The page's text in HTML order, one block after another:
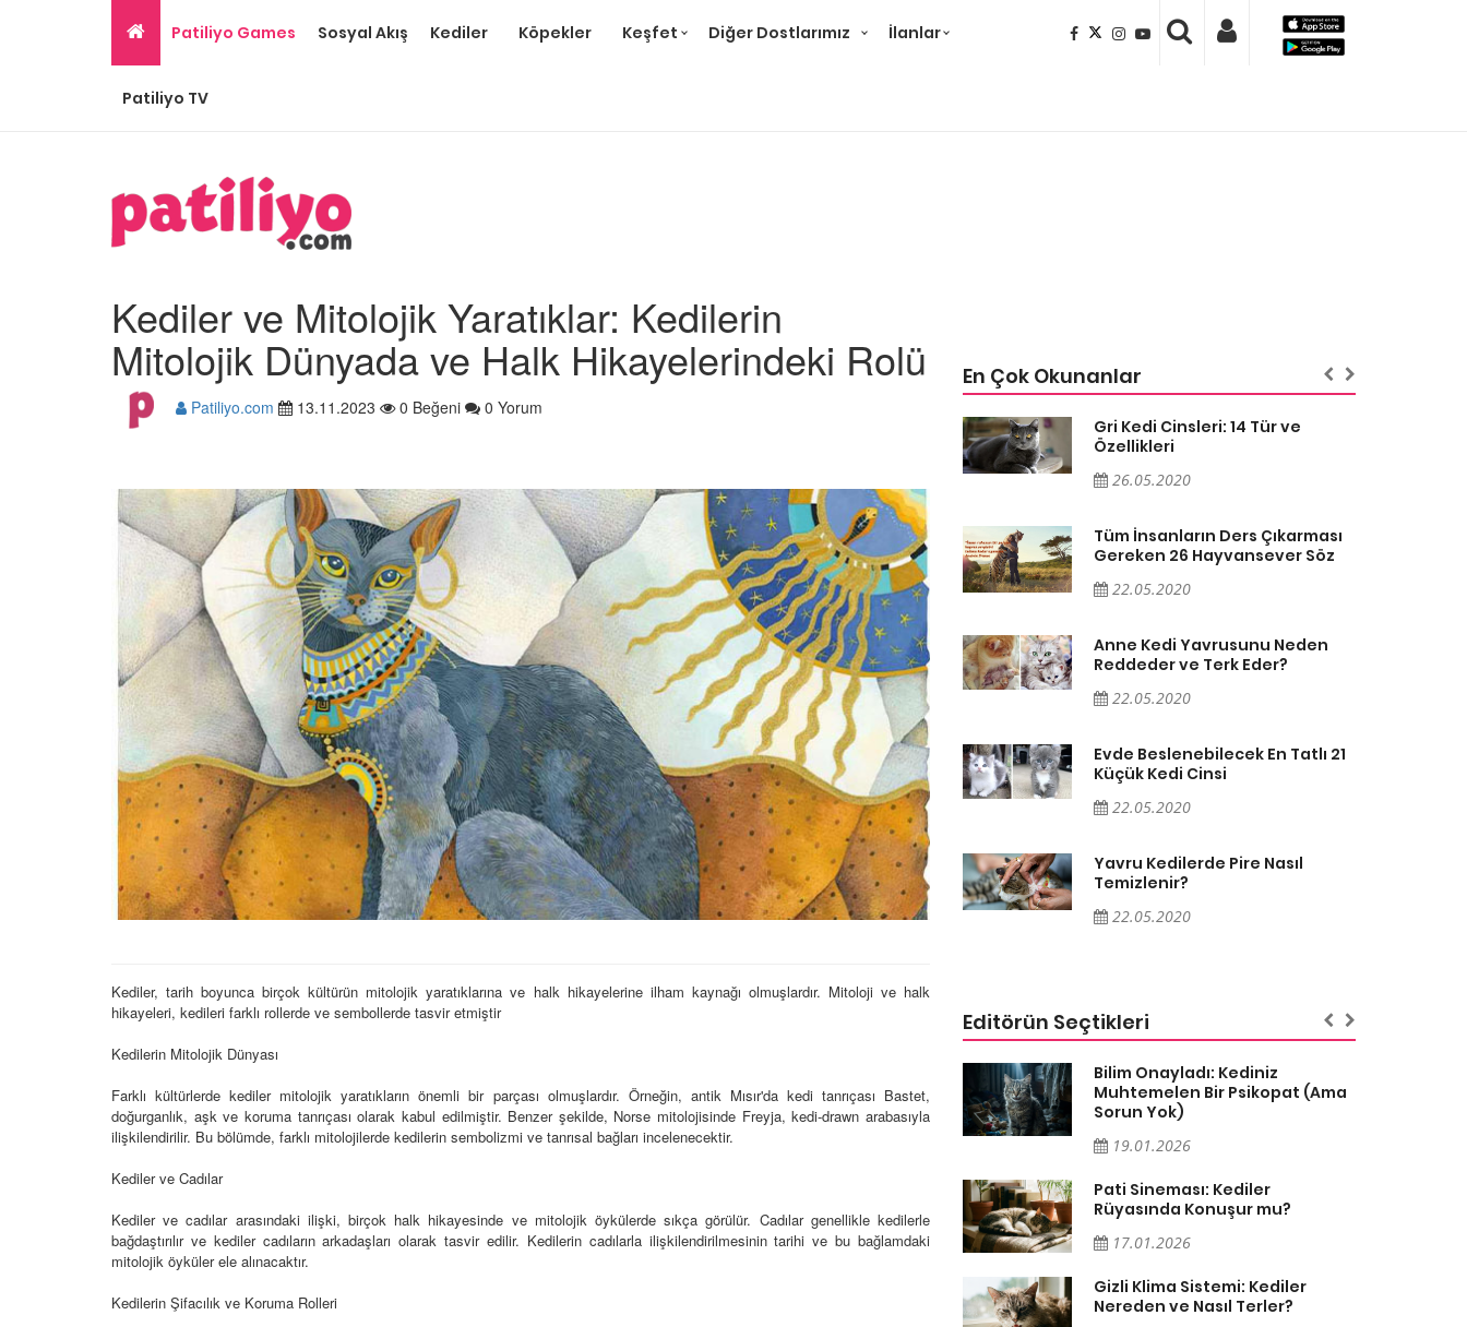
Patiliyo Games Sosyal Akış Kediler Köpekler Keşfet Diğer Dostlarımız İlanlar
Patiliyo TV
Kediler ve Mitolojik Yaratıklar: Kedilerin
Mitolojik Dünyada ve Halk Hikayelerindeki Rolü
Patiliyo.com 13.11.2023 0 Beğeni 0 Yorum
Kediler, tarih boyunca birçok kültürün mitolojik yaratıklarına ve halk hikayelerine ilham kaynağı olmuşlardır. Mitoloji ve halk
hikayeleri, kedileri farklı rollerde ve sembollerde tasvir etmiştir
Kedilerin Mitolojik Dünyası
Farklı kültürlerde kediler mitolojik yaratıkların önemli bir parçası olmuşlardır. Örneğin, antik Mısır'da kedi tanrıçası Bastet,
doğurganlık, aşk ve koruma tanrıçası olarak kabul edilmiştir. Benzer şekilde, Norse mitolojisinde Freyja, kedi-drawn arabasıyla
ilişkilendirilir. Bu bölümde, farklı mitolojilerde kedilerin sembolizmi ve tanrısal bağları incelenecektir.
Kediler ve Cadılar
Kediler ve cadılar arasındaki ilişki, birçok halk hikayesinde ve mitolojik öykülerde sıkça görülür. Cadılar genellikle kedilerle
bağdaştırılır ve kediler cadıların arkadaşları olarak tasvir edilir. Kedilerin cadılarla ilişkilendirilmesinin tarihi ve bu bağlamdaki
mitolojik öyküler ele alınacaktır.
Kedilerin Şifacılık ve Koruma Rolleri
En Çok Okunanlar
Tüm İnsanların Ders Çıkarması
Gereken 26 Hayvansever Söz
22.05.2020
Anne Kedi Yavrusunu Neden
Reddeder ve Terk Eder?
22.05.2020
Evde Beslenebilecek En Tatlı 21
Küçük Kedi Cinsi
22.05.2020
Yavru Kedilerde Pire Nasıl
Temizlenir?
22.05.2020
Tüm İnsanların Ders Çıkarması
Gereken 26 Hayvansever Söz
22.05.2020
Anne Kedi Yavrusunu Neden
Reddeder ve Terk Eder?
22.05.2020
Evde Beslenebilecek En Tatlı 21
Küçük Kedi Cinsi
22.05.2020
Yavru Kedilerde Pire Nasıl
Temizlenir?
22.05.2020
Gri Kedi Cinsleri: 14 Tür ve
Özellikleri
26.05.2020
Tüm İnsanların Ders Çıkarması
Gereken 26 Hayvansever Söz
22.05.2020
Anne Kedi Yavrusunu Neden
Reddeder ve Terk Eder?
22.05.2020
Evde Beslenebilecek En Tatlı 21
Küçük Kedi Cinsi
22.05.2020
Yavru Kedilerde Pire Nasıl
Temizlenir?
22.05.2020
Editörün Seçtikleri
Gerçek Şok
Olunca Gerçekten
Renk Gözleri
Oynayabileceğiniz 10 Yaratıcı
Aktivite"
11.10.2025
Eksileri"
Kedi Psikolojisi: Kedilerde Ayrılık
“Yaramaz”? Kısa Bir Blog
25.09.2025
22.09.2025
Bilim Onayladı: Kediniz
Muhtemelen Bir Psikopat (Ama
Sorun Yok)
19.01.2026
Pati Sineması: Kediler
Rüyasında Konuşur mu?
17.01.2026
Gizli Klima Sistemi: Kediler
Nereden ve Nasıl Terler?